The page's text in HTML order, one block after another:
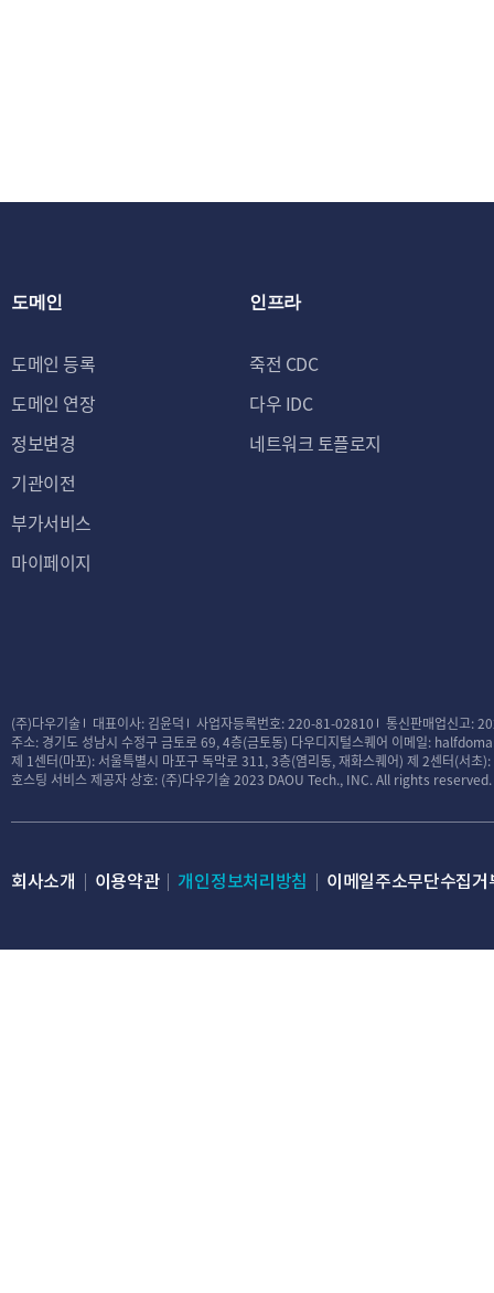
니다.
제 2 장 이용자의
나 사후에 이용계약
① 가입신청자가 이
경우, 단 회사의 이
아니거나 타인의 명
④ 만 14세 미만의
용에 지장을 줄 것
도메인
도메인 등록
도메인 연장
정보변경
기관이전
부가서비스
마이페이지
인프라
죽전 CDC
다우 IDC
네트워크 토플로지
(주)다우기술 대표이사: 김윤덕 사업자등록번호: 220-81-02810
통신판매업신고:
주소: 경기도 성남시 수정구 금토로 69, 4층(금토동) 다우디지털스퀘어 이메일:
제 1센터(마포): 서울특별시 마포구 독막로 311, 3층(염리동, 재화스퀘어) 제 2센터(서초
호스팅 서비스 제공자 상호: (주)다우기술2023 DAOU Tech., INC. All rights reserved.
회사소개 이용약관 개인정보처리방침 이메일주소무단수집거